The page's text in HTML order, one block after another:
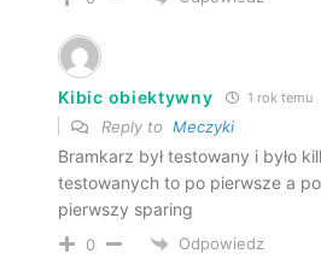
Kibic obiektywny 1 rok temu
Reply toMeczyki
Bramkarz był testowany i było
testowanych to po pierwsze a
pierwszy sparing
0 Odpowiedz